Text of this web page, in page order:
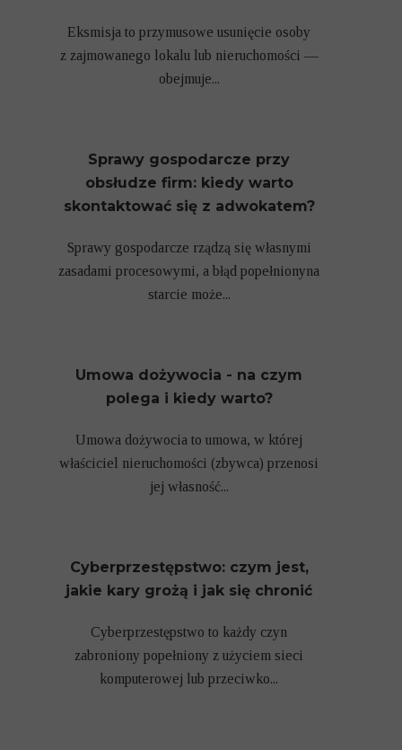
Eksmisja to przymusowe usunięcie osoby
z zajmowanego lokalu lub nieruchomości —
obejmuje...
Sprawy gospodarcze przy
obsłudze firm: kiedy warto
skontaktować się z adwokatem?
Sprawy gospodarcze rządzą się własnymi
zasadami procesowymi, a błąd popełnionyna
starcie może...
Umowa dożywocia - na czym
polega i kiedy warto?
Umowa dożywocia to umowa, w której
właściciel nieruchomości (zbywca) przenosi
jej własność...
Cyberprzestępstwo: czym jest,
jakie kary grożą i jak się chronić
Cyberprzestępstwo to każdy czyn
zabroniony popełniony z użyciem sieci
komputerowej lub przeciwko...